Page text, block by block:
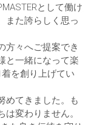
として働け
また誇らしく思っ
方々へご提案でき
と一緒になって楽
を創り上げてい
めてきました。も
変わりません。